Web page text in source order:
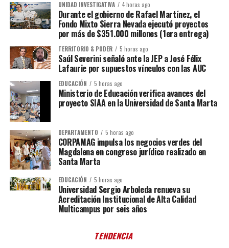
UNIDAD INVESTIGATIVA 4 horas ago
Durante el gobierno de Rafael Martínez, el
Fondo Mixto Sierra Nevada ejecutó proyectos
por más de $351.000 millones (1era entrega)
TERRITORIO & PODER 5 horas ago
Saúl Severini señaló ante la JEP a José Félix
Lafaurie por supuestos vínculos con las AUC
EDUCACIÓN 5 horas ago
Ministerio de Educación verifica avances del
proyecto SIAA en la Universidad de Santa Marta
DEPARTAMENTO 5 horas ago
CORPAMAG impulsa los negocios verdes del
Magdalena en congreso jurídico realizado en
Santa Marta
EDUCACIÓN 5 horas ago
Universidad Sergio Arboleda renueva su
Acreditación Institucional de Alta Calidad
Multicampus por seis años
TENDENCIA